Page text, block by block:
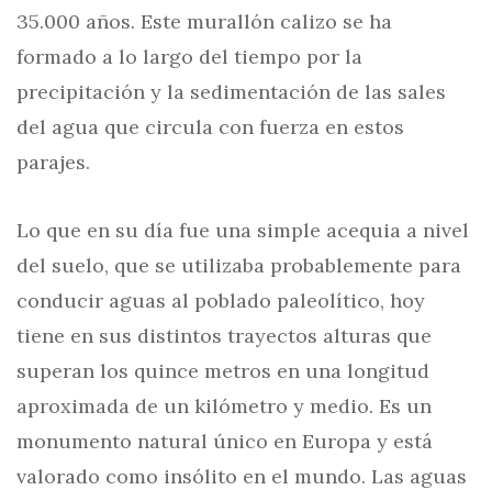
35.000 años. Este murallón calizo se ha
formado a lo largo del tiempo por la
precipitación y la sedimentación de las sales
del agua que circula con fuerza en estos
parajes.
Lo que en su día fue una simple acequia a nivel
del suelo, que se utilizaba probablemente para
conducir aguas al poblado paleolítico, hoy
tiene en sus distintos trayectos alturas que
superan los quince metros en una longitud
aproximada de un kilómetro y medio. Es un
monumento natural único en Europa y está
valorado como insólito en el mundo. Las aguas